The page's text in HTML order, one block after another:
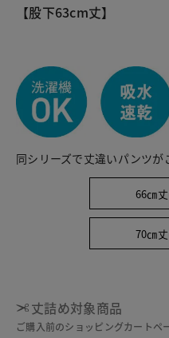
【股下63cm丈】
同シリーズで丈違いパンツが
66㎝
70㎝
丈詰め対象商品
ご購入前のショッピングカートペ